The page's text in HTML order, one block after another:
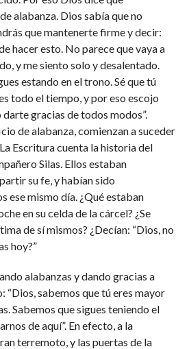
alabanza. Dios sabía que no
que mantenerte firme y decir:
hacer esto. No parece que vaya a
y me siento solo y desalentado.
estando en el trono. Sé que tú
todo el tiempo, y por eso escojo
gracias de todos modos”.
de alabanza, comienzan a suceder
Escritura cuenta la historia del
Silas. Ellos estaban
su fe, y habían sido
ese mismo día. ¿Qué estaban
en su celda de la cárcel? ¿Se
de sí mismos? ¿Decían: “Dios, no
hoy?”
alabanzas y dando gracias a
“Dios, sabemos que tú eres mayor
Sabemos que sigues teniendo el
de aquí”. En efecto, a la
terremoto, y las puertas de la